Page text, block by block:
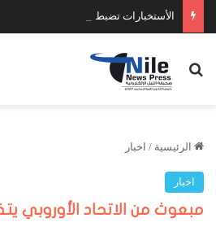
الأستخبارات تضبط عدد كبير من السلاح
بحث عن
الرئيسية / اخبار
اخبار
مبعوث من الاتحاد الأوروبي